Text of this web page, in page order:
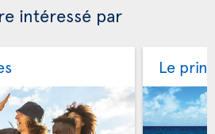
intéressé par
Le